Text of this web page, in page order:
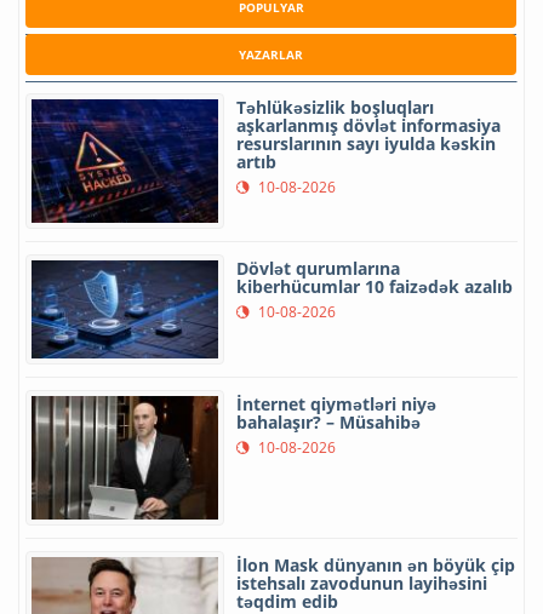
POPULYAR
YAZARLAR
Təhlükəsizlik boşluqları
aşkarlanmış dövlət informasiya
resurslarının sayı iyulda kəskin
artıb
10-08-2026
Dövlət qurumlarına
kiberhücumlar 10 faizədək azalıb
10-08-2026
İnternet qiymətləri niyə
bahalaşır? – Müsahibə
10-08-2026
İlon Mask dünyanın ən böyük çip
istehsalı zavodunun layihəsini
təqdim edib